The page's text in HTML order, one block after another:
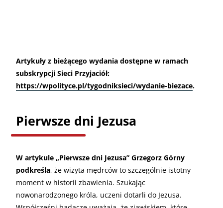
Artykuły z bieżącego wydania dostępne w ramach
subskrypcji Sieci Przyjaciół:
https://wpolityce.pl/tygodniksieci/wydanie-biezace.
Pierwsze dni Jezusa
W artykule „Pierwsze dni Jezusa” Grzegorz Górny
podkreśla, że wizyta mędrców to szczególnie istotny
moment w historii zbawienia. Szukając
nowonarodzonego króla, uczeni dotarli do Jezusa.